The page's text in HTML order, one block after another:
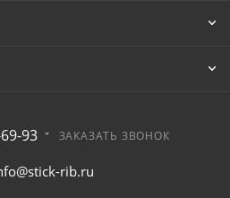
93 ЗАКАЗАТЬ ЗВОНОК
rib.ru